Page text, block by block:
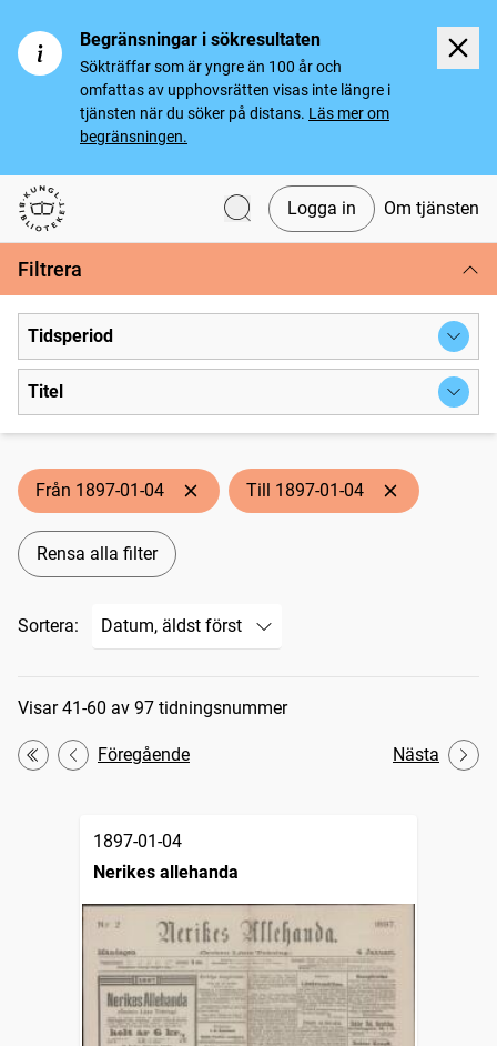
Begränsningar i sökresultaten
Sökträffar som är yngre än 100 år och
omfattas av upphovsrätten visas inte längre i
tjänsten när du söker på distans. Läs mer om
begränsningen.
Svenska tidningar
Logga in Om tjänsten
Filtrera
Tidsperiod
Titel
Från 1897-01-04 Till 1897-01-04
Rensa alla filter
Sortera:
Sökresultat
Visar 41-60 av 97 tidningsnummer
Första
Föregående Nästa
1897-01-04
Nerikes allehanda